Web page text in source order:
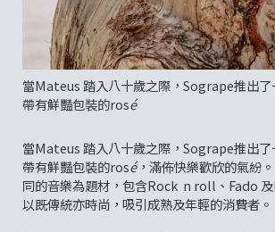
當Mateus 踏入八十歲之際，Sogrape推出了
帶有鮮豔包裝的rosé
當Mateus 踏入八十歲之際，Sogrape推出了
帶有鮮豔包裝的rosé，滿佈快樂歡欣的氣紛
同的音樂為題材，包含Rock n roll、Fado
以既傳統亦時尚，吸引成熟及年輕的消費者。